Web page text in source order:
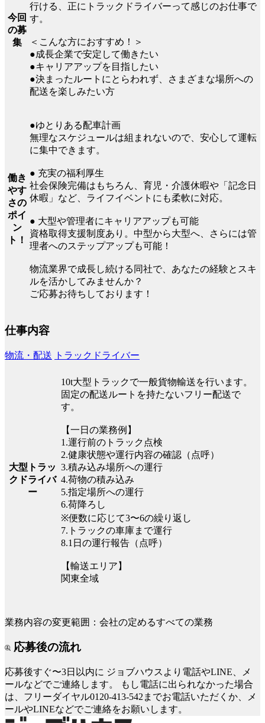
今回
の募
集
行ける、正にトラックドライバーって感じのお仕事で
す。
＜こんな方におすすめ！＞
●成長企業で安定して働きたい
●キャリアアップを目指したい
●決まったルートにとらわれず、さまざまな場所への
配送を楽しみたい方
働き
やす
さの
ポイ
ン
ト！
●ゆとりある配車計画
無理なスケジュールは組まれないので、安心して運転
に集中できます。
● 充実の福利厚生
社会保険完備はもちろん、育児・介護休暇や「記念日
休暇」など、ライフイベントにも柔軟に対応。
● 大型や管理者にキャリアアップも可能
資格取得支援制度あり。中型から大型へ、さらには管
理者へのステップアップも可能！
物流業界で成長し続ける同社で、あなたの経験とスキ
ルを活かしてみませんか？
ご応募お待ちしております！
仕事内容
物流・配送 トラックドライバー
大型トラッ
クドライバ
ー
10t大型トラックで一般貨物輸送を行います。
固定の配送ルートを持たないフリー配送で
す。
【一日の業務例】
1.運行前のトラック点検
2.健康状態や運行内容の確認（点呼）
3.積み込み場所への運行
4.荷物の積み込み
5.指定場所への運行
6.荷降ろし
※便数に応じて3〜6の繰り返し
7.トラックの車庫まで運行
8.1日の運行報告（点呼）
【輸送エリア】
関東全域
業務内容の変更範囲：会社の定めるすべての業務
応募後の流れ
応募後すぐ〜3日以内に ジョブハウスより電話やLINE、メ
ールなどでご連絡します。
もし電話に出られなかった場合
は、フリーダイヤル0120-413-542までお電話いただくか、メ
ールやLINEなどでご連絡をお願いします。